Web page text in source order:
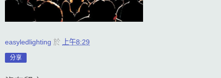
easyledlighting 於 上午8:29
分享